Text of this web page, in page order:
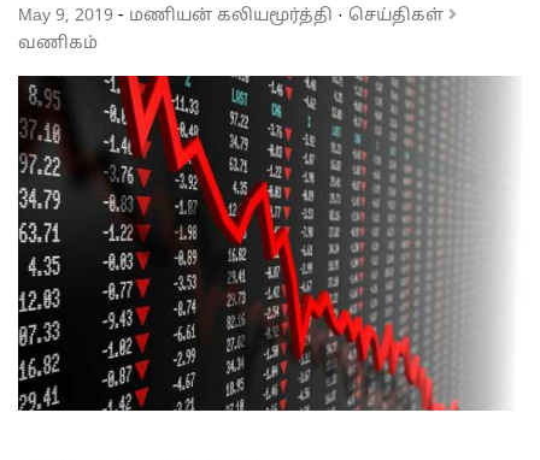
May 9, 2019 - மணியன் கலியமூர்த்தி · செய்திகள்
வணிகம்